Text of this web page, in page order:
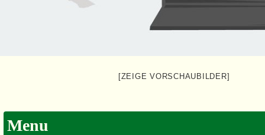
[ZEIGE VORSCHAUBILDER]
Menu